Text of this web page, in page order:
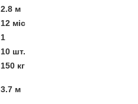
2.8 м
12 міс
1
10 шт.
150 кг
3.7 м